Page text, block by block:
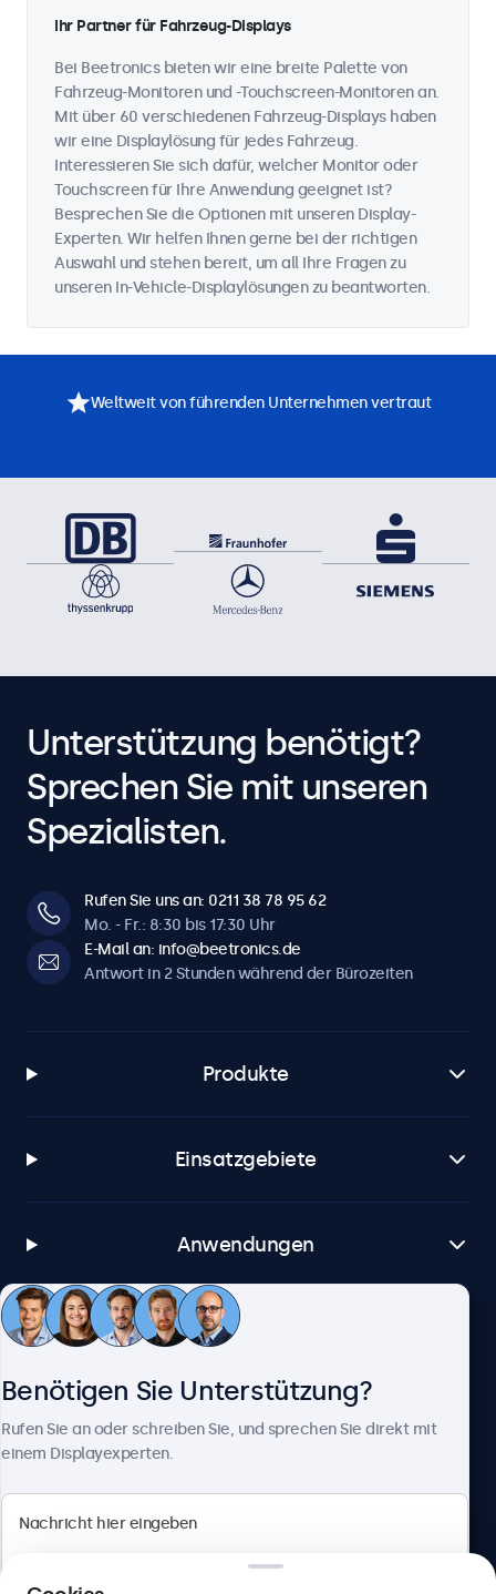
Ihr Partner für Fahrzeug-Displays
Bei Beetronics bieten wir eine breite Palette von
Fahrzeug-Monitoren und -Touchscreen-Monitoren an.
Mit über 60 verschiedenen Fahrzeug-Displays haben
wir eine Displaylösung für jedes Fahrzeug.
Interessieren Sie sich dafür, welcher Monitor oder
Touchscreen für Ihre Anwendung geeignet ist?
Besprechen Sie die Optionen mit unseren Display-
Experten. Wir helfen Ihnen gerne bei der richtigen
Auswahl und stehen bereit, um all Ihre Fragen zu
unseren In-Vehicle-Displaylösungen zu beantworten.
Weltweit von führenden Unternehmen vertraut
Unterstützung benötigt?
Sprechen Sie mit unseren
Spezialisten.
Rufen Sie uns an: 0211 38 78 95 62
Mo. - Fr.: 8:30 bis 17:30 Uhr
E-Mail an: info@beetronics.de
Antwort in 2 Stunden während der Bürozeiten
Produkte
Einsatzgebiete
Anwendungen
Kundenservice
Benötigen Sie Unterstützung?
Rufen Sie an oder schreiben Sie, und sprechen Sie direkt mit
einem Displayexperten.